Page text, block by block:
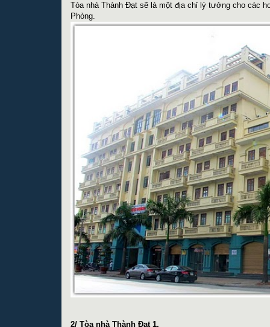
Tòa nhà Thành Đạt sẽ là một địa chỉ lý tưởng cho các
Phòng.
2/ Tòa nhà Thành Đạt 1.